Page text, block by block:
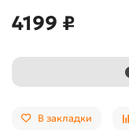
4199 ₽
В закладки